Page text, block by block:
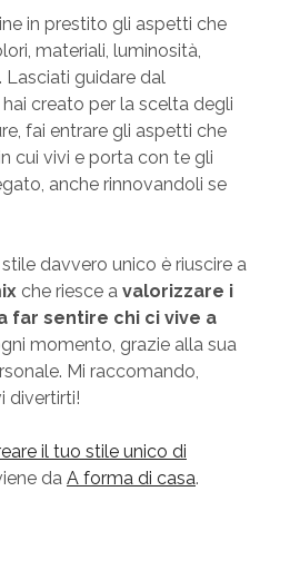
in prestito gli aspetti che
materiali, luminosità,
Lasciati guidare dal
hai creato per la scelta degli
fai entrare gli aspetti che
cui vivi e porta con te gli
anche rinnovandoli se
davvero unico è riuscire a
che riesce a valorizzare i
far sentire chi ci vive a
momento, grazie alla sua
Mi raccomando,
divertirti!
il tuo stile unico di
da A forma di casa.